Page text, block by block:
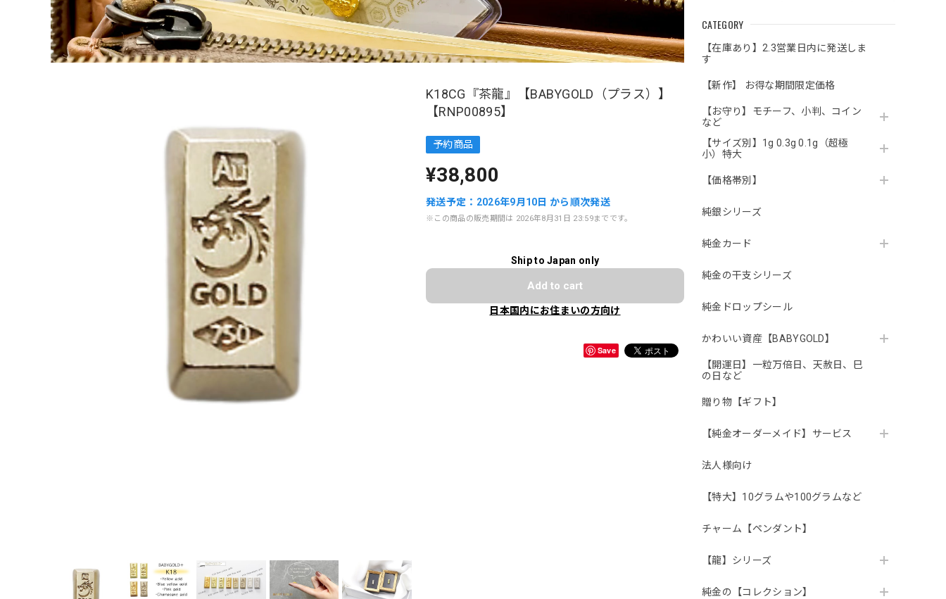
CATEGORY
【在庫あり】2.3営業日内に発送しま
す
【新作】 お得な期間限定価格
【お守り】モチーフ、小判、コイン
など
【サイズ別】1g 0.3g 0.1g（超極
小）特大
【価格帯別】
純銀シリーズ
純金カード
純金の干支シリーズ
純金ドロップシール
かわいい資産【BABYGOLD】
【開運日】一粒万倍日、天赦日、巳
の日など
贈り物【ギフト】
【純金オーダーメイド】サービス
法人様向け
【特大】10グラムや100グラムなど
チャーム【ペンダント】
【龍】シリーズ
純金の【コレクション】
K18CG『茶龍』【BABYGOLD（プラス）】
【RNP00895】
予約商品
¥38,800
発送予定：2026年9月10日 から順次発送
※この商品の販売期間は 2026年8月31日 23:59までです。
Ship to Japan only
Add to cart
日本国内にお住まいの方向け
Save